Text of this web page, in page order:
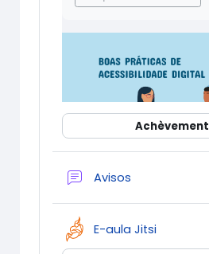
o
Achèvement
Avisos
E-aula Jitsi